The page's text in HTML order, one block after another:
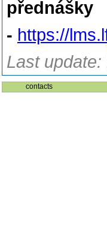
přednášky
- https://
Last
contacts